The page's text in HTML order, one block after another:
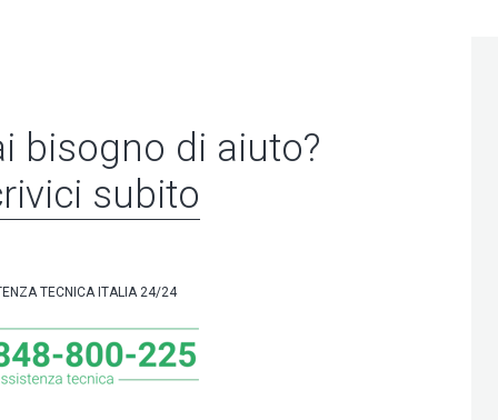
bisogno di aiuto?
subito
TECNICA ITALIA 24/24